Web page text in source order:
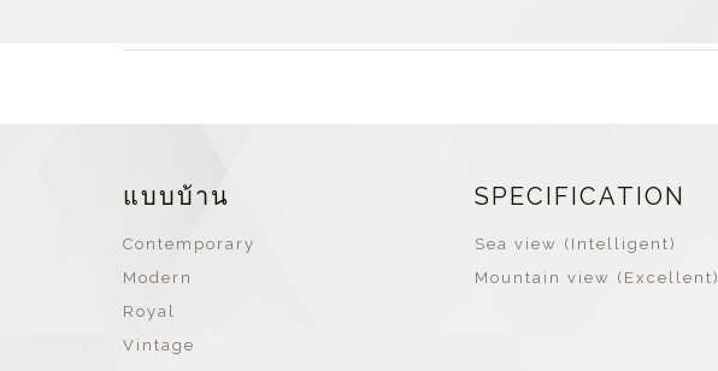
แบบบ้าน
Contemporary
Modern
Royal
Vintage
SPECIFICATION
Sea view (Intelligent)
Mountain view (Excellent)